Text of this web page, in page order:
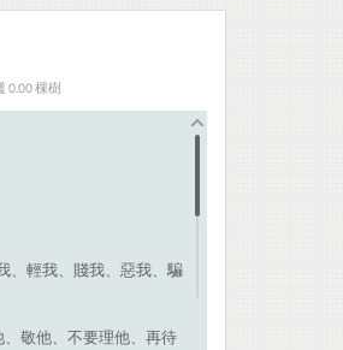
0.00 棵樹
、輕我、賤我、惡我、騙
敬他、不要理他、再待